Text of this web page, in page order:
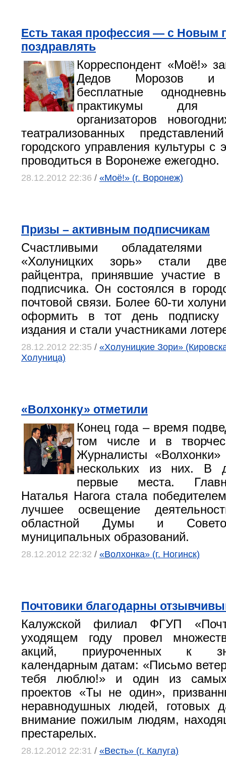
Есть такая профессия — с Новым
поздравлять
Корреспондент «Моё!»
Дедов Морозов и
бесплатные
практикумы для
организаторов
театрализованных
городского управления культуры с
проводиться в Воронеже ежегодно.
28.12.2012 22:36 / «Моё!» (г. Воронеж)
Призы – активным подписчикам
Счастливыми обладателями
«Холуницких зорь» стали
райцентра, принявшие участие в
подписчика. Он состоялся в
почтовой связи. Более 60-ти
оформить в тот день подписку
издания и стали участниками
28.12.2012 22:35 / «Холуницкие Зори»
Холуница)
«Волхонку» отметили
Конец года – время
том числе и в
Журналисты «Волхонки»
нескольких из них. В
первые места.
Наталья Нагога стала
лучшее освещение
областной Думы и
муниципальных образований.
28.12.2012 22:32 / «Волхонка» (г. Ногинск)
Почтовики благодарны
Калужской филиал ФГУП
уходящем году провел
акций, приуроченных к
календарным датам: «Письмо
тебя люблю!» и один из самых
проектов «Ты не один»,
неравнодушных людей, готовых
внимание пожилым людям,
престарелых.
28.12.2012 22:31 / «Весть» (г. Калуга)